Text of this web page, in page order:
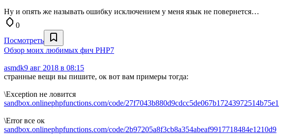
Ну и опять же называть ошибку исключением у меня язык не повернется…
0
Посмотреть
Обзор моих любимых фич PHP7
asmdk9 авг 2018 в 08:15
странные вещи вы пишите, ок вот вам примеры тогда:
\Exception не ловится
sandbox.onlinephpfunctions.com/code/27f7043b880d9cdcc5de067b17243972514b75e1
\Error все ок
sandbox.onlinephpfunctions.com/code/2b97205a8f3cb8a354abeaf9917718484e1210d9